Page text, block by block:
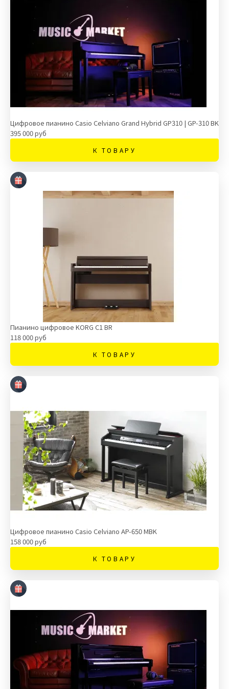
Цифровое пианино Casio Celviano Grand Hybrid GP310 | GP-310 BK
395 000 руб
К ТОВАРУ
Пианино цифровое KORG C1 BR
118 000 руб
К ТОВАРУ
Цифровое пианино Casio Celviano AP-650 MBK
158 000 руб
К ТОВАРУ